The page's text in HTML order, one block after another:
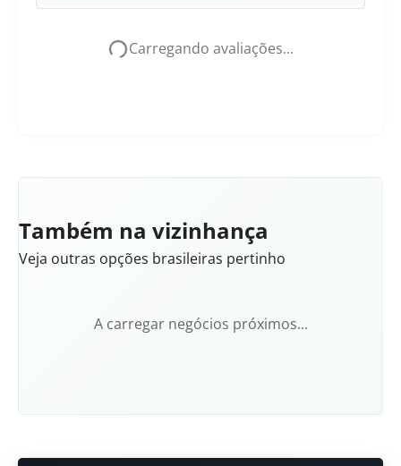
Carregando avaliações...
Também na vizinhança
Veja outras opções brasileiras pertinho
A carregar negócios próximos...